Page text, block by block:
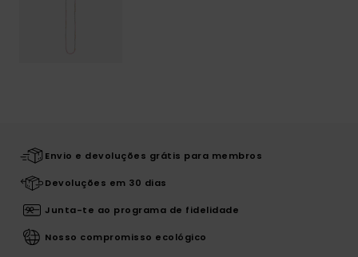
Envio e devoluções grátis para membros
Devoluções em 30 dias
Junta-te ao programa de fidelidade
Nosso compromisso ecológico